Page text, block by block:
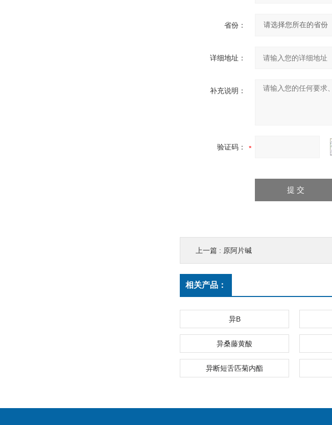
省份：
详细地址：
补充说明：
验证码：
上一篇 : 原阿片碱
相关产品：
异B
异桑藤黄酸
异断短舌匹菊内酯